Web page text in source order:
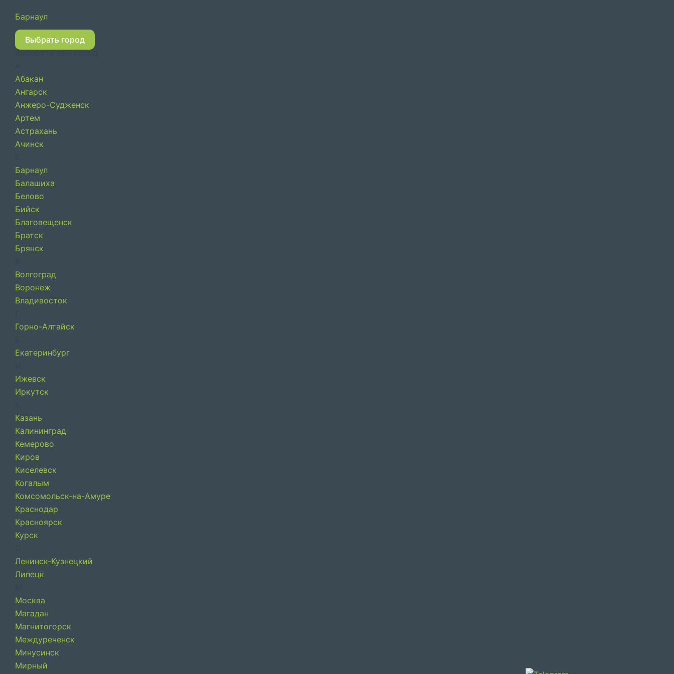
содержимому
Барнаул
Выбрать город
Выберите ваш город
Абакан
Ангарск
Анжеро-Судженск
Артем
Астрахань
Ачинск
Барнаул
Балашиха
Белово
Бийск
Благовещенск
Братск
Брянск
Волгоград
Воронеж
Владивосток
Горно-Алтайск
Екатеринбург
Ижевск
Иркутск
Казань
Калининград
Кемерово
Киров
Киселевск
Когалым
Комсомольск-на-Амуре
Краснодар
Красноярск
Курск
Ленинск-Кузнецкий
Липецк
Москва
Магадан
Магнитогорск
Междуреченск
Минусинск
Мирный